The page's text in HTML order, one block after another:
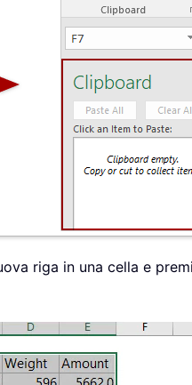
riga in una cella e